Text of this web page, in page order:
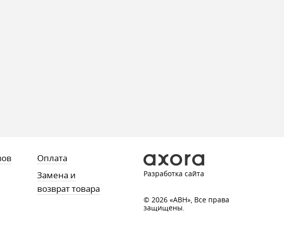
Оплата
Замена и
возврат товара
Разработка сайта
© 2026 «АВН», Все права
защищены.